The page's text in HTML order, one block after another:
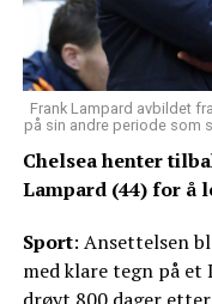
Frank Lampard avbildet
på sin andre periode som
Chelsea henter
Lampard (44) for å
Sport: Ansettelsen
med klare tegn på et